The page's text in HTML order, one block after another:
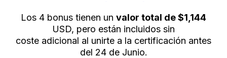
Los 4 bonus tienen un valor total de $1,144
USD, pero están incluidos sin
coste adicional al unirte a la certificación antes
del 24 de Junio.